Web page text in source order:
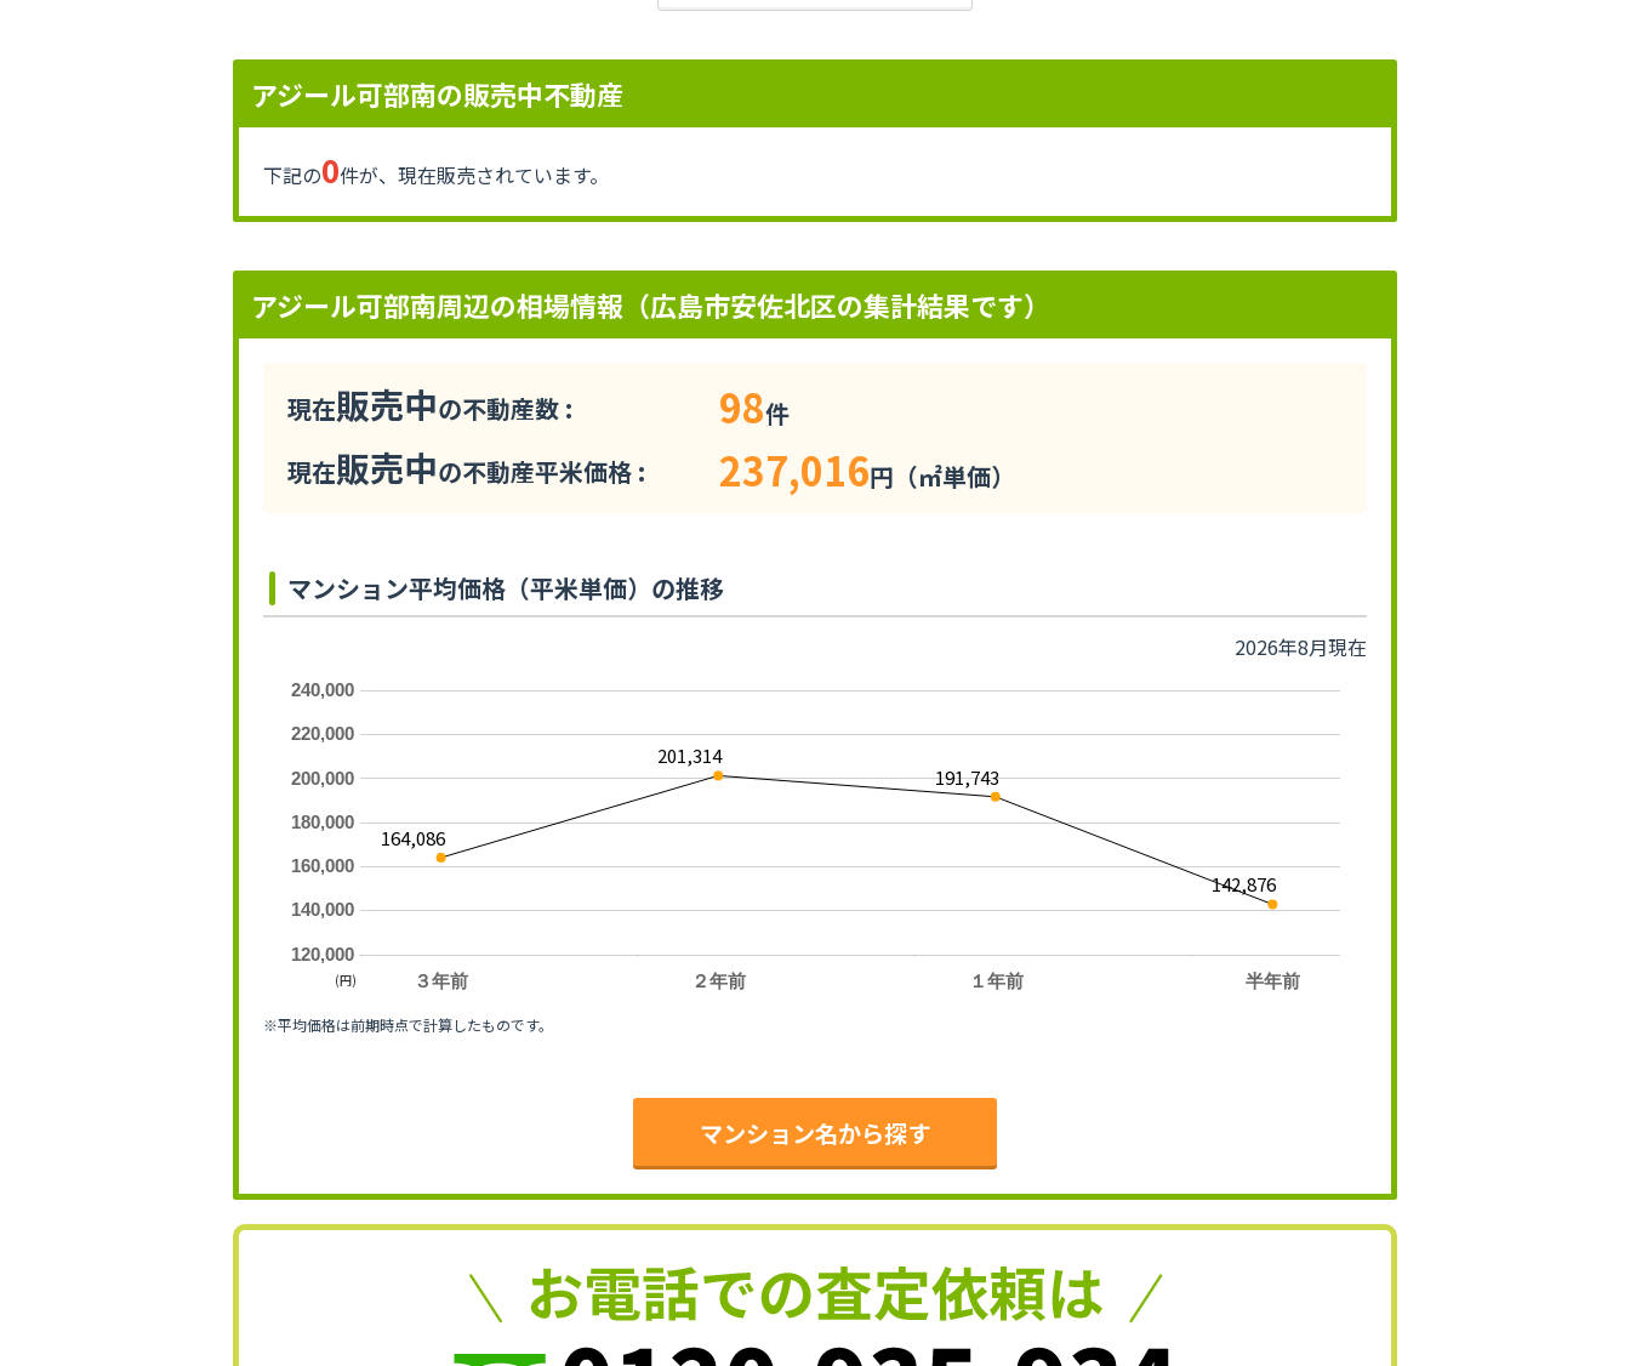
アジール可部南の販売中不動産
下記の0件が、現在販売されています。
アジール可部南周辺の相場情報（広島市安佐北区の集計結果です）
現在販売中の不動産数 : 98件
現在販売中の不動産平米価格 : 237,016円（㎡単価）
マンション平均価格（平米単価）の推移
2026年8月現在
３年前 ２年前 １年前 半年前
120,000
140,000
160,000
180,000
200,000
220,000
240,000
164,086
201,314
191,743
142,876
(円)
※平均価格は前期時点で計算したものです。
マンション名から探す